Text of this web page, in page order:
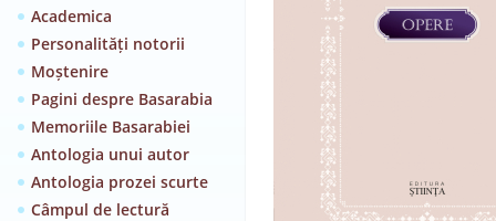
Academica
Personalități notorii
Moștenire
Pagini despre Basarabia
Memoriile Basarabiei
Antologia unui autor
Antologia prozei scurte
Câmpul de lectură